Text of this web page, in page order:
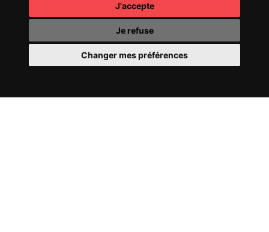
J'accepte
Je refuse
Changer mes préférences
CHANEL COCO
CHANEL OMBRE
ESSENTIELLE